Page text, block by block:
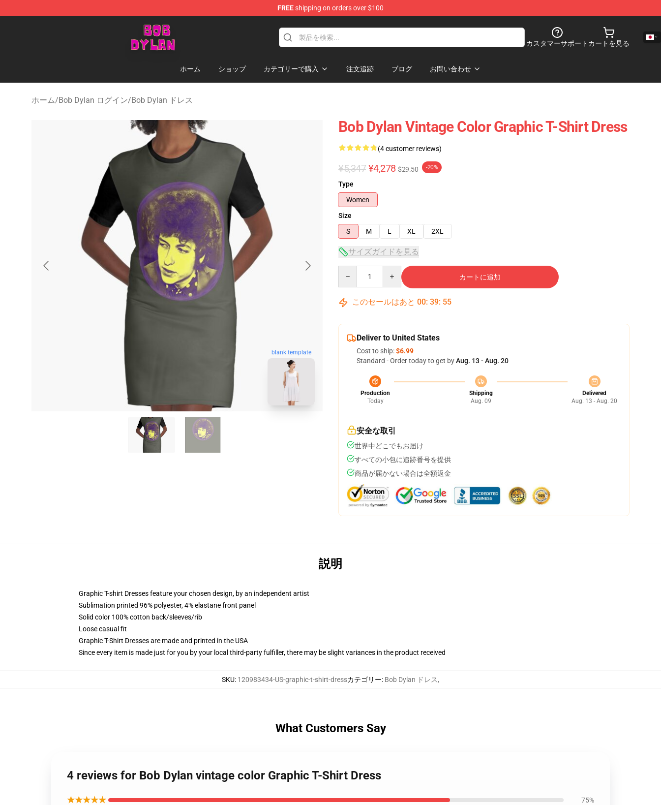
FREEshipping on orders over $100
Bob Dylan Store - Official Bob Dylan Merchandise Shop
カスタマーサポート カートを見る
ホーム ショップ カテゴリーで購入 注文追跡 ブログ お問い合わせ
ホーム/Bob Dylan ログイン/Bob Dylan ドレス
blank template
Bob Dylan Vintage Color Graphic T-Shirt Dress
(4 customer reviews)
¥5,347 ¥4,278 $29.50 -20%
Type
Women
Size
S
M L XL 2XL
サイズガイドを見る
カートに追加
このセールはあと 00: 39: 54
Deliver to United States
Cost to ship:$6.99
Standard - Order today to get byAug. 13 - Aug. 20
Production
Today
Shipping
Aug. 09
Delivered
Aug. 13 - Aug. 20
安全な取引
世界中どこでもお届け
すべての小包に追跡番号を提供
商品が届かない場合は全額返金
説明
Graphic T-shirt Dresses feature your chosen design, by an independent artist
Sublimation printed 96% polyester, 4% elastane front panel
Solid color 100% cotton back/sleeves/rib
Loose casual fit
Graphic T-Shirt Dresses are made and printed in the USA
Since every item is made just for you by your local third-party fulfiller, there may be slight variances in the product received
SKU: 120983434-US-graphic-t-shirt-dressカテゴリー: Bob Dylan ドレス,
What Customers Say
4 reviews for Bob Dylan vintage color Graphic T-Shirt Dress
★★★★★ 75%